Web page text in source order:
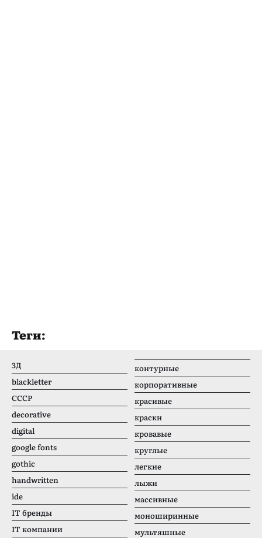
Теги:
3Д
blackletter
CCCР
decorative
digital
google fonts
gothic
handwritten
ide
IT бренды
IT компании
контурные
корпоративные
красивые
краски
кровавые
круглые
легкие
лыжи
массивные
моноширинные
мультяшные